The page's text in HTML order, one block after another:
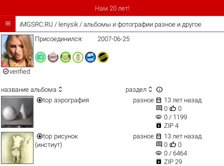
Нам 20 лет!
 iMGSRC.RU / lenysik / альбомы и фотографии разное и другое
verified
Присоединился: 2007-06-25
название альбома  раздел  
top аэрография разное  13 лет назад
 0  0
visibility 0 / 1199
 ZIP 4
top рисунок
(инстиут)
разное  13 лет назад
 0  0
visibility 0 / 6464
 ZIP 29